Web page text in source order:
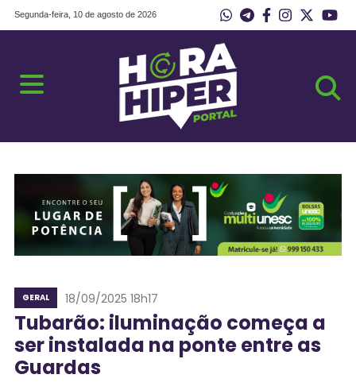
Segunda-feira, 10 de agosto de 2026
GERAL 18/09/2025 18h17
Tubarão: iluminação começa a
ser instalada na ponte entre as
Guardas